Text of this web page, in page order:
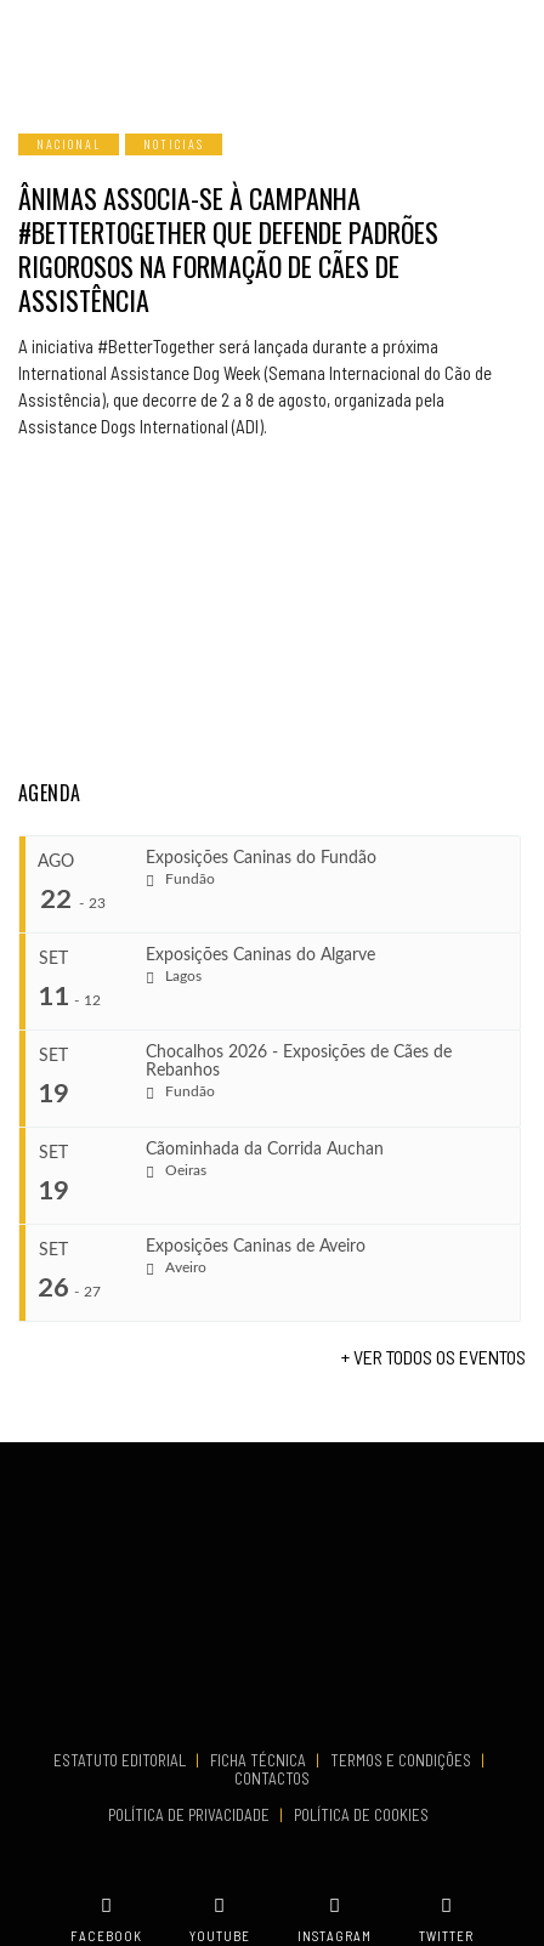
NACIONAL NOTICIAS
ÂNIMAS ASSOCIA-SE À CAMPANHA
#BETTERTOGETHER QUE DEFENDE PADRÕES
RIGOROSOS NA FORMAÇÃO DE CÃES DE
ASSISTÊNCIA
A iniciativa #BetterTogether será lançada durante a próxima
International Assistance Dog Week (Semana Internacional do Cão de
Assistência), que decorre de 2 a 8 de agosto, organizada pela
Assistance Dogs International (ADI).
AGENDA
AGO
22 - 23
Exposições Caninas do Fundão
Fundão
Ago 22, 2026
Ago 23, 2026
VENUE
SET
11 - 12
Exposições Caninas do Algarve
Lagos
Set 11, 2026
Set 12, 2026
VENUE
SET
19
Chocalhos 2026 - Exposições de Cães de
Rebanhos
Fundão
Set 19, 2026
SET
19
Cãominhada da Corrida Auchan
Oeiras
SET
26 - 27
Exposições Caninas de Aveiro
Aveiro
+ VER TODOS OS EVENTOS
ESTATUTO EDITORIAL | FICHA TÉCNICA | TERMOS E CONDIÇÕES
|
CONTACTOS
POLÍTICA DE PRIVACIDADE
| POLÍTICA DE COOKIES
FACEBOOK YOUTUBE INSTAGRAM TWITTER